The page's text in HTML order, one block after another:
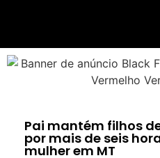
Pai mantém filhos
por mais de seis
mulher em MT